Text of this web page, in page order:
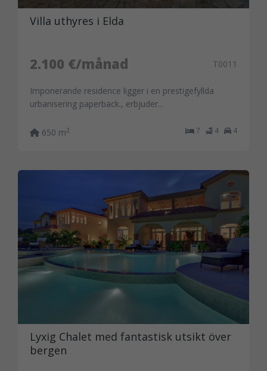
Villa uthyres i Elda
2.100 €/månad T0011
Imponerande residence ligger i en prestigefyllda
urbanisering paperback., erbjuder...
7 4 4
650 m2
Lyxig Chalet med fantastisk utsikt över
bergen